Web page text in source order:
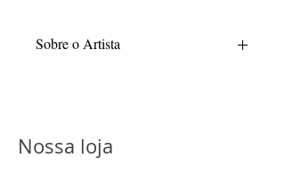
Sobre o Artista
Educação Artística no ano de 1992. Sua
trajetória acadêmica compreende o ciclo
Nossa loja